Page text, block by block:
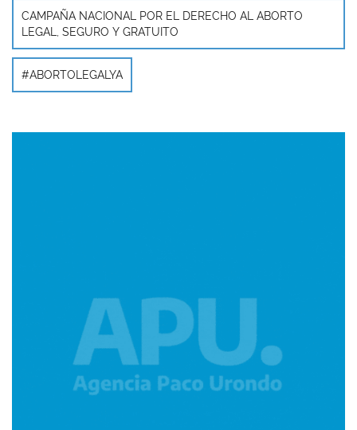
CAMPAÑA NACIONAL POR EL DERECHO AL ABORTO
LEGAL, SEGURO Y GRATUITO
#ABORTOLEGALYA